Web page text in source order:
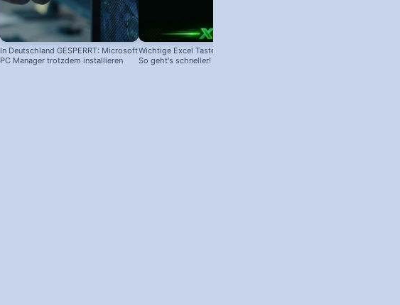
In Deutschland GESPERRT: Microsoft
PC Manager trotzdem installieren
Wichtige Excel Tastenkombinationen:
So geht's schneller!